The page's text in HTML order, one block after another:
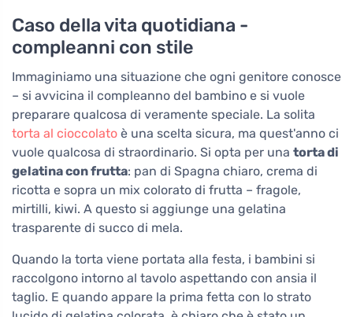
Caso della vita quotidiana -
compleanni con stile
Immaginiamo una situazione che ogni genitore conosce
– si avvicina il compleanno del bambino e si vuole
preparare qualcosa di veramente speciale. La solita
torta al cioccolato è una scelta sicura, ma quest'anno ci
vuole qualcosa di straordinario. Si opta per una torta di
gelatina con frutta: pan di Spagna chiaro, crema di
ricotta e sopra un mix colorato di frutta – fragole,
mirtilli, kiwi. A questo si aggiunge una gelatina
trasparente di succo di mela.
Quando la torta viene portata alla festa, i bambini si
raccolgono intorno al tavolo aspettando con ansia il
taglio. E quando appare la prima fetta con lo strato